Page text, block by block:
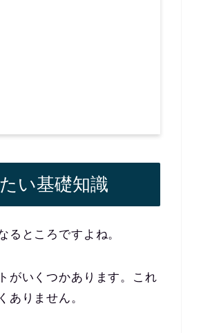
い基礎知識
るところですよね。
がいくつかあります。これ
ありません。